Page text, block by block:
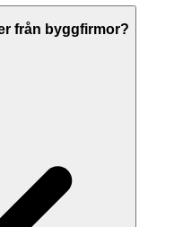
från byggfirmor?